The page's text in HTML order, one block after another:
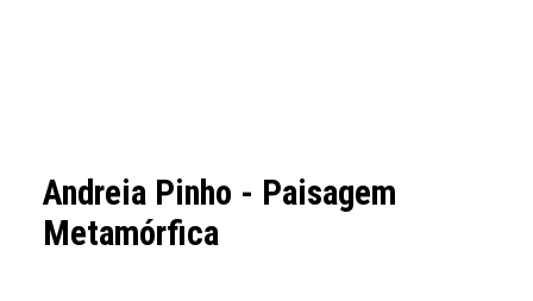
Andreia Pinho - Paisagem
Metamórfica